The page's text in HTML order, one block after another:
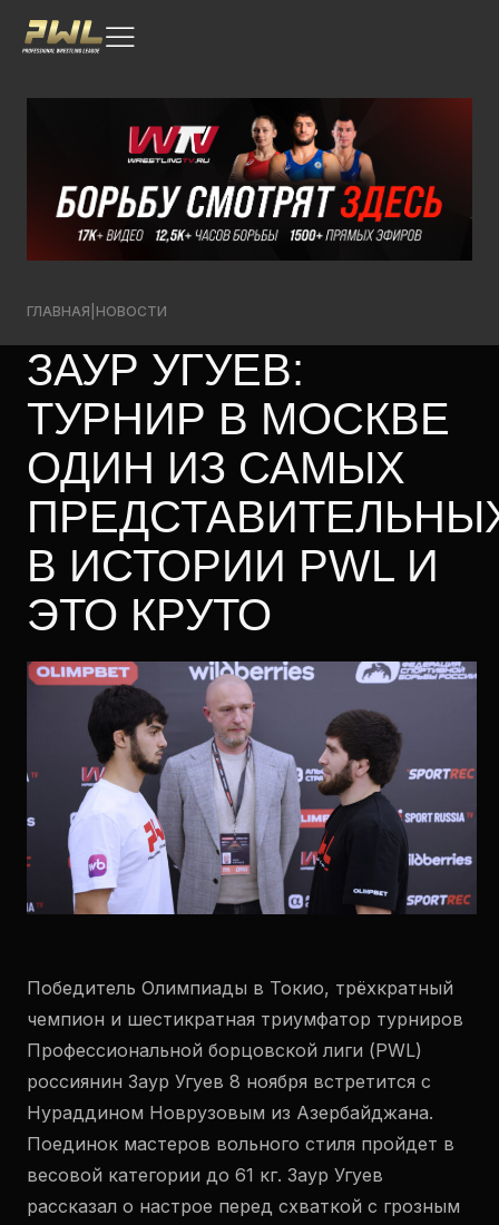
ГЛАВНАЯ НОВОСТИ
ЗАУР УГУЕВ:
ТУРНИР В МОСКВЕ
ОДИН ИЗ САМЫХ
В ИСТОРИИ PWL И
ЭТО КРУТО
Победитель Олимпиады в Токио, трёхкратный
чемпион и шестикратная триумфатор турниров
Профессиональной борцовской лиги (PWL)
россиянин Заур Угуев 8 ноября встретится с
Нураддином Новрузовым из Азербайджана.
Поединок мастеров вольного стиля пройдет в
весовой категории до 61 кг. Заур Угуев
рассказал о настрое перед схваткой с грозным